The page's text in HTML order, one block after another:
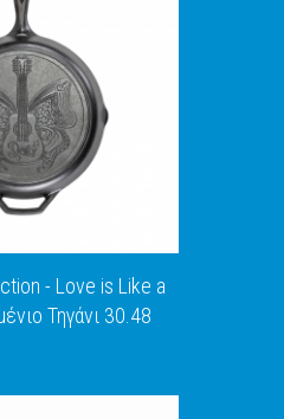
ΤΟ
- Love is Like a
Τηγάνι 30.48